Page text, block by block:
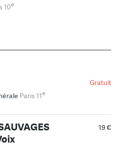
10e
Gratuit
Paris 11e
19 €